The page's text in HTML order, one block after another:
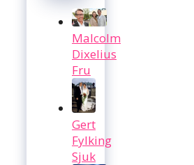
Malcolm
Dixelius
Fru
Gert
Fylking
Sjuk